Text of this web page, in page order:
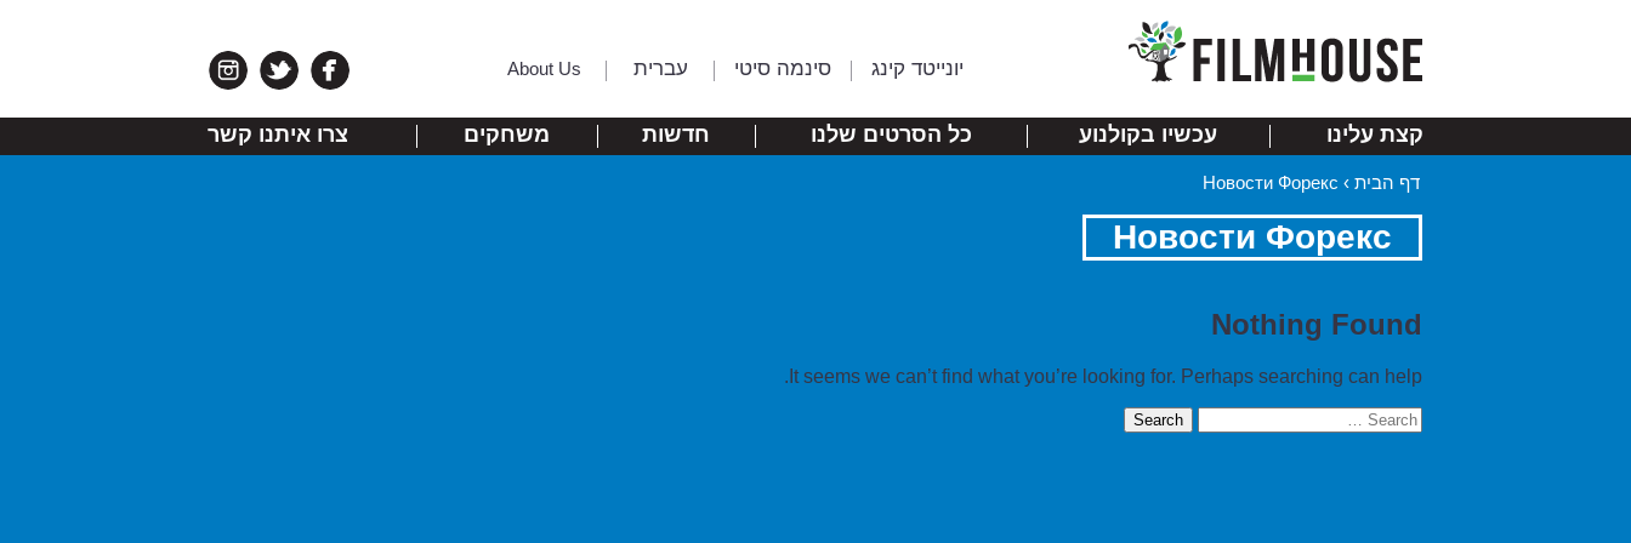
יונייטד קינג סינמה סיטי עברית About Us
קצת עלינו עכשיו בקולנוע כל הסרטים שלנו חדשות משחקים צרו איתנו קשר
דף הבית ›
Новости Форекс
Новости Форекс
Nothing Found
It seems we can’t find what you’re looking for. Perhaps searching can help.
Search
for: